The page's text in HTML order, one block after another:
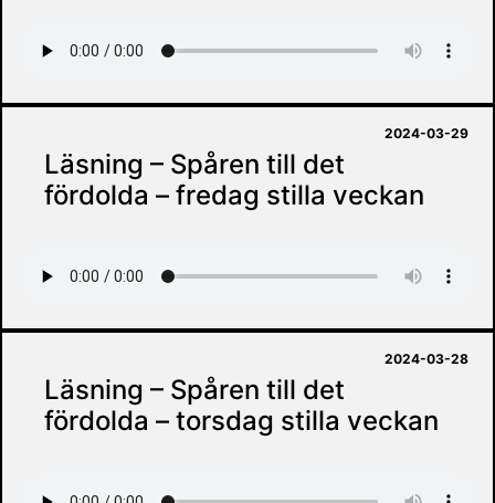
2024-03-29
Läsning – Spåren till det
fördolda – fredag stilla veckan
2024-03-28
Läsning – Spåren till det
fördolda – torsdag stilla veckan